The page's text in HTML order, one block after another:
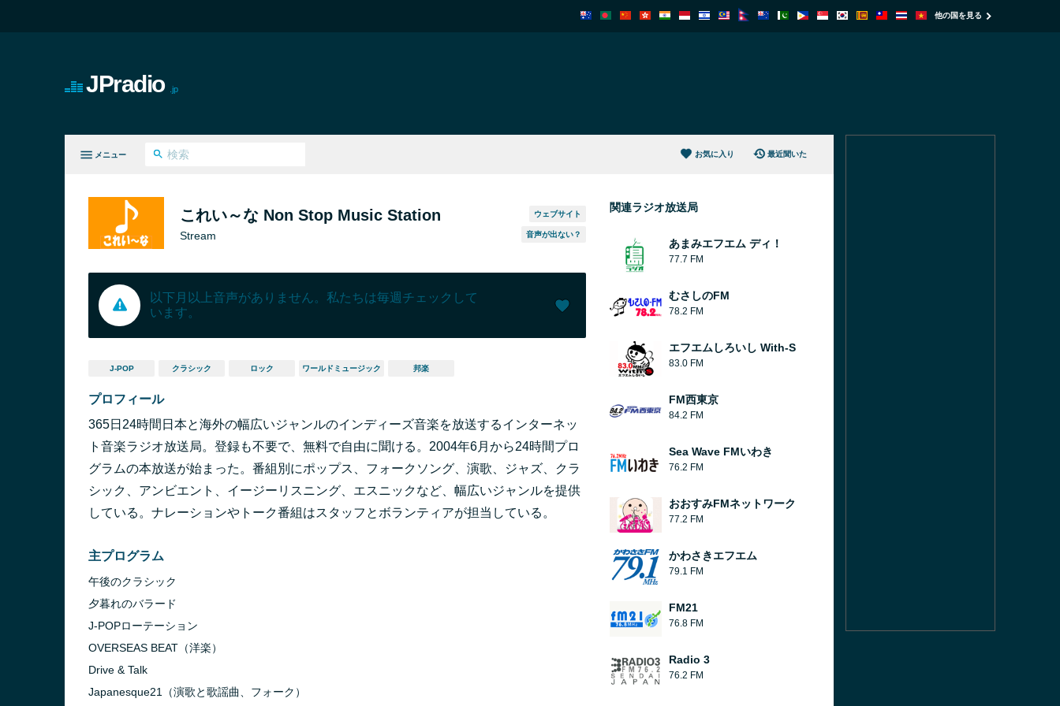
他の国を見る
JPradio .jp
メニュー お気に入り 最近聞いた
これい～な Non Stop Music Station
Stream
ウェブサイト
音声が出ない？
以下月以上音声がありません。私たちは毎週チェックして
います。
J-POP クラシック ロック ワールドミュージック 邦楽
プロフィール
365日24時間日本と海外の幅広いジャンルのインディーズ音楽を放送するインターネッ
ト音楽ラジオ放送局。登録も不要で、無料で自由に聞ける。2004年6月から24時間プロ
グラムの本放送が始まった。番組別にポップス、フォークソング、演歌、ジャズ、クラ
シック、アンビエント、イージーリスニング、エスニックなど、幅広いジャンルを提供
している。ナレーションやトーク番組はスタッフとボランティアが担当している。
主プログラム
午後のクラシック
夕暮れのバラード
J-POPローテーション
OVERSEAS BEAT（洋楽）
Drive & Talk
Japanesque21（演歌と歌謡曲、フォーク）
関連ラジオ放送局
あまみエフエム ディ！
77.7 FM
むさしのFM
78.2 FM
エフエムしろいし With-S
83.0 FM
FM西東京
84.2 FM
Sea Wave FMいわき
76.2 FM
おおすみFMネットワーク
77.2 FM
かわさきエフエム
79.1 FM
FM21
76.8 FM
Radio 3
76.2 FM